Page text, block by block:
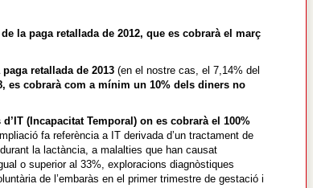
la paga retallada de 2012, que es cobrarà el març
retallada de 2013 (en el nostre cas, el 7,14% del
es cobrarà com a mínim un 10% dels diners no
(Incapacitat Temporal) on es cobrarà el 100%
fa referència a IT derivada d’un tractament de
la lactància, a malalties que han causat
o superior al 33%, exploracions diagnòstiques
de l’embaràs en el primer trimestre de gestació i